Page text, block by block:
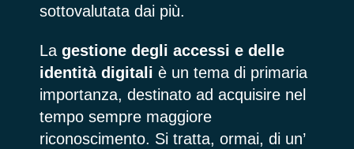
sottovalutata dai più.
La gestione degli accessi e delle
identità digitali è un tema di primaria
importanza, destinato ad acquisire nel
tempo sempre maggiore
riconoscimento. Si tratta, ormai, di un’